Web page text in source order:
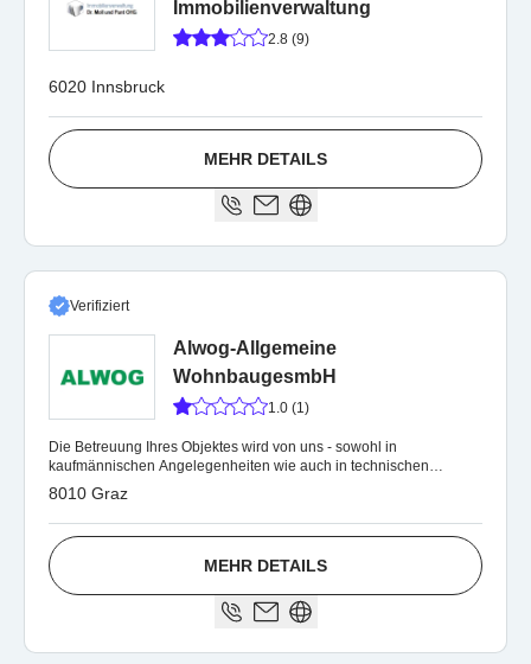
Immobilienverwaltung
2.8 (9)
6020 Innsbruck
MEHR DETAILS
Verifiziert
Alwog-Allgemeine
WohnbaugesmbH
1.0 (1)
Die Betreuung Ihres Objektes wird von uns - sowohl in
kaufmännischen Angelegenheiten wie auch in technischen
Belangen - kompetent ausgeführt.
8010 Graz
MEHR DETAILS